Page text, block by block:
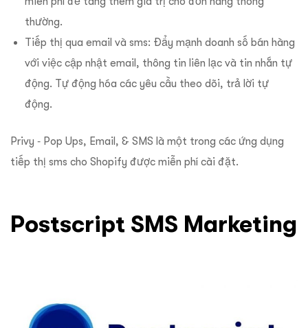
thường.
Tiếp thị qua email và sms: Đẩy mạnh doanh số bán hàng
với việc cập nhật email, thông tin liên lạc và tin nhắn tự
động. Tự động hóa các yêu cầu theo dõi, trả lời tự
động.
Privy ‑ Pop Ups, Email, & SMS là một trong các ứng dụng
tiếp thị sms cho Shopify được miễn phí cài đặt.
Postscript SMS Marketing